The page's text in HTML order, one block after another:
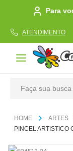
Para
ATENDIMENTO
ARTES
PINCEL ARTISTICO
1º caderno
2